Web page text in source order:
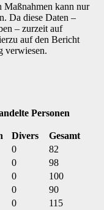
Maßnahmen kann nur
Da diese Daten –
– zurzeit auf
auf den Bericht
verwiesen.
Personen
Divers Gesamt
0
82
0
98
0
100
0
90
0
115